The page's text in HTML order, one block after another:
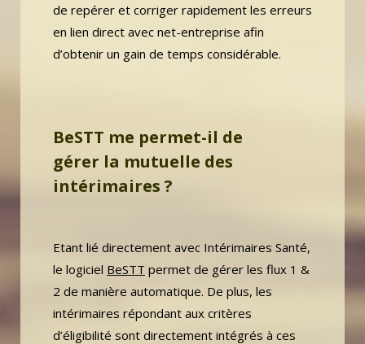
de repérer et corriger rapidement les erreurs
en lien direct avec net-entreprise afin
d’obtenir un gain de temps considérable.
BeSTT me permet-il de
gérer la mutuelle des
intérimaires ?
Etant lié directement avec Intérimaires Santé,
le logiciel BeSTT permet de gérer les flux 1 &
2 de manière automatique. De plus, les
intérimaires répondant aux critères
d’éligibilité sont directement intégrés à ces